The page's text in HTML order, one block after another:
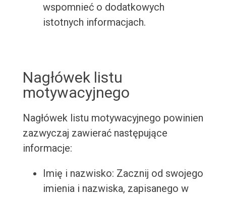
wspomnieć o dodatkowych
istotnych informacjach.
Nagłówek listu
motywacyjnego
Nagłówek listu motywacyjnego powinien
zazwyczaj zawierać następujące
informacje:
Imię i nazwisko: Zacznij od swojego
imienia i nazwiska, zapisanego w